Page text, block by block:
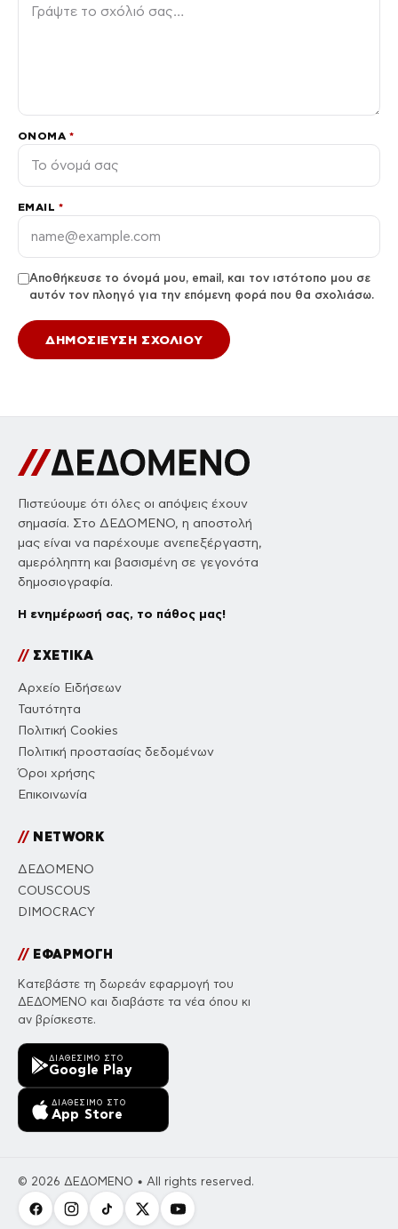
ΌΝΟΜΑ *
EMAIL *
Αποθήκευσε το όνομά μου, email, και τον ιστότοπο μου σε
αυτόν τον πλοηγό για την επόμενη φορά που θα σχολιάσω.
Πιστεύουμε ότι όλες οι απόψεις έχουν
σημασία. Στο ΔΕΔΟΜΕΝΟ, η αποστολή
μας είναι να παρέχουμε ανεπεξέργαστη,
αμερόληπτη και βασισμένη σε γεγονότα
δημοσιογραφία.
Η ενημέρωσή σας, το πάθος μας!
//ΣΧΕΤΙΚΑ
Αρχείο Ειδήσεων
Ταυτότητα
Πολιτική Cookies
Πολιτική προστασίας δεδομένων
Όροι χρήσης
Επικοινωνία
//NETWORK
ΔΕΔΟΜΕΝΟ
COUSCOUS
DIMOCRACY
//ΕΦΑΡΜΟΓΗ
Κατεβάστε τη δωρεάν εφαρμογή του
ΔΕΔΟΜΕΝΟ και διαβάστε τα νέα όπου κι
αν βρίσκεστε.
ΔΙΑΘΈΣΙΜΟ ΣΤΟ
Google Play
ΔΙΑΘΈΣΙΜΟ ΣΤΟ
App Store
© 2026 ΔΕΔΟΜΕΝΟ • All rights reserved.